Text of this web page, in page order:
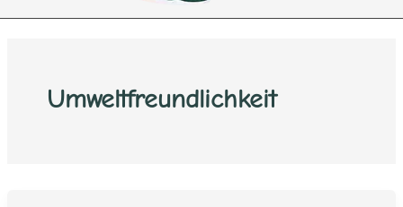
Umweltfreundlichkeit